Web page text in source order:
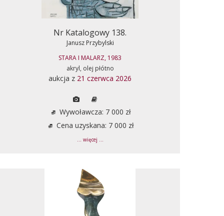
Nr Katalogowy 138.
Janusz Przybylski
STARA I MALARZ, 1983
akryl, olej płótno
aukcja z 21 czerwca 2026
Wywoławcza: 7 000 zł
Cena uzyskana: 7 000 zł
... więcej ...